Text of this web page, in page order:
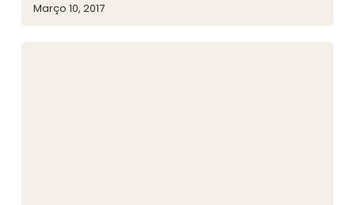
Março 10, 2017